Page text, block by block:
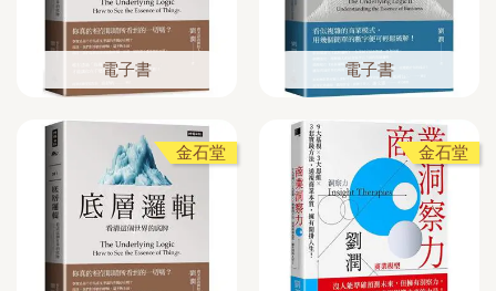
電子書 電子書
金石堂 金石堂